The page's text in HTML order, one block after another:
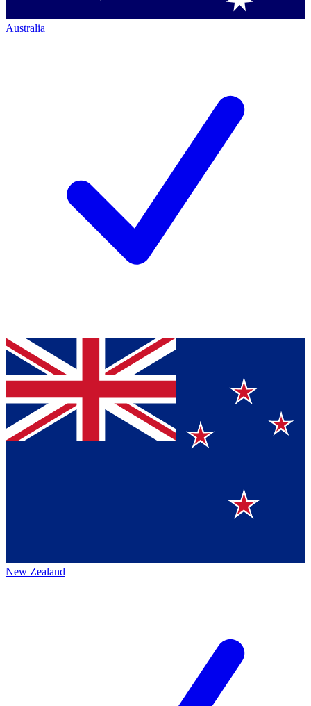
Australia
New Zealand